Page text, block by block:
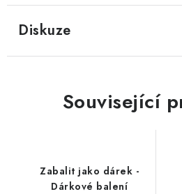
Diskuze
Související
Zabalit jako dárek -
Dárkové balení